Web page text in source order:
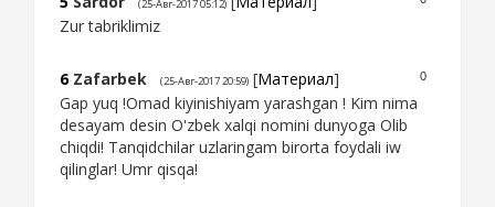
(25-Авг-2017 05:12)
Zur tabriklimiz
0
6 Zafarbek (25-Авг-2017 20:59) [Материал]
Gap yuq !Omad kiyinishiyam yarashgan ! Kim nima
desayam desin O'zbek xalqi nomini dunyoga Olib
chiqdi! Tanqidchilar uzlaringam birorta foydali iw
qilinglar! Umr qisqa!